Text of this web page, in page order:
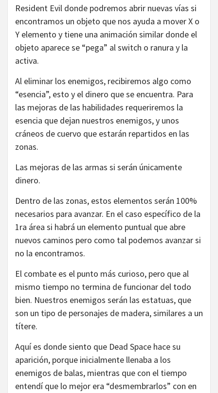
Resident Evil donde podremos abrir nuevas vías si
encontramos un objeto que nos ayuda a mover X o
Y elemento y tiene una animación similar donde el
objeto aparece se “pega” al switch o ranura y la
activa.
Al eliminar los enemigos, recibiremos algo como
“esencia”, esto y el dinero que se encuentra. Para
las mejoras de las habilidades requeriremos la
esencia que dejan nuestros enemigos, y unos
cráneos de cuervo que estarán repartidos en las
zonas.
Las mejoras de las armas si serán únicamente
dinero.
Dentro de las zonas, estos elementos serán 100%
necesarios para avanzar. En el caso específico de la
1ra área si habrá un elemento puntual que abre
nuevos caminos pero como tal podemos avanzar si
no la encontramos.
El combate es el punto más curioso, pero que al
mismo tiempo no termina de funcionar del todo
bien. Nuestros enemigos serán las estatuas, que
son un tipo de personajes de madera, similares a un
títere.
Aquí es donde siento que Dead Space hace su
aparición, porque inicialmente llenaba a los
enemigos de balas, mientras que con el tiempo
entendí que lo mejor era “desmembrarlos” con en